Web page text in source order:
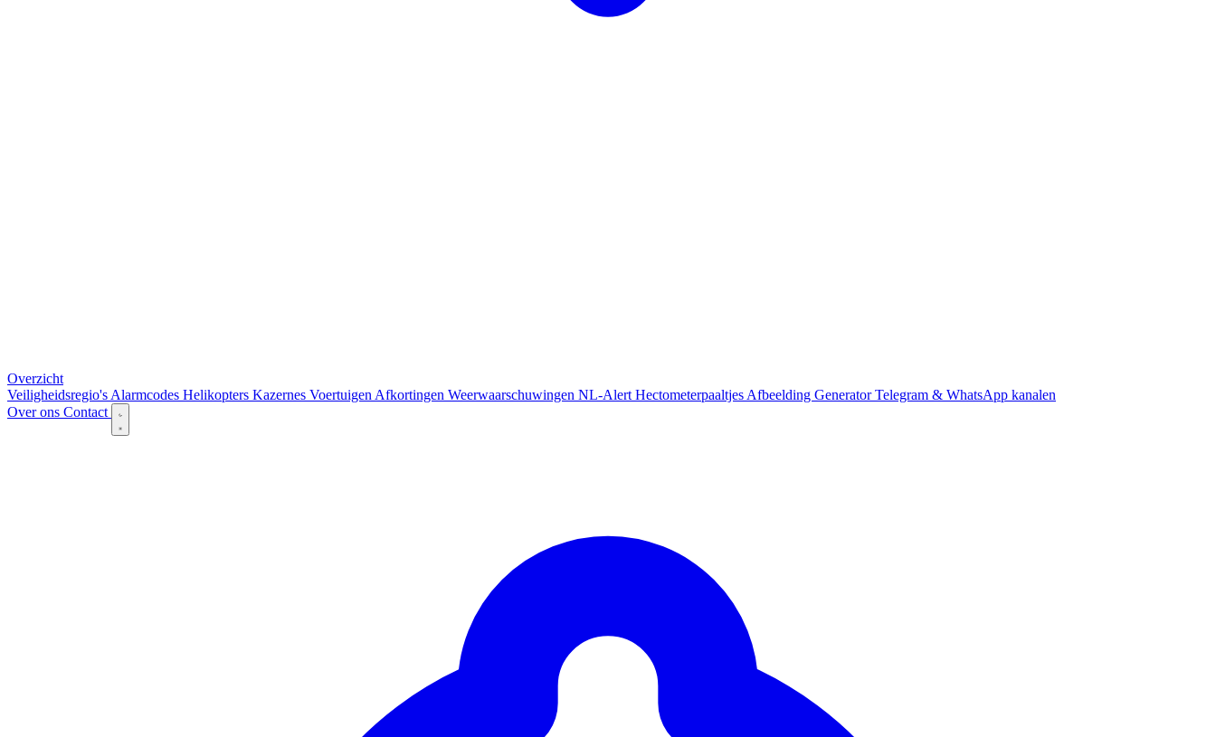
Overzicht
Veiligheidsregio's Alarmcodes Helikopters Kazernes Voertuigen Afkortingen Weerwaarschuwingen NL-Alert Hectometerpaaltjes Afbeelding GeneratorTelegram & WhatsApp kanalen
Over ons Contact